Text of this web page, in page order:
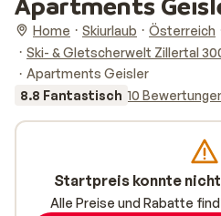
Home Skiurlaub Österreich
Ski- & Gletscherwelt Zillertal
Apartments Geisler
8.8 Fantastisch 10
Startpreis konnte
Alle Preise und Rabatte